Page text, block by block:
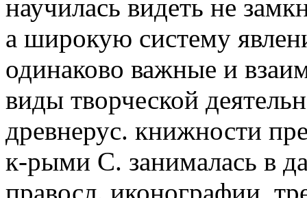
научилась видеть не
а широкую систему
одинаково важные и
виды творческой
древнерус. книжности
к-рыми С. занималась в
правосл. иконографии,